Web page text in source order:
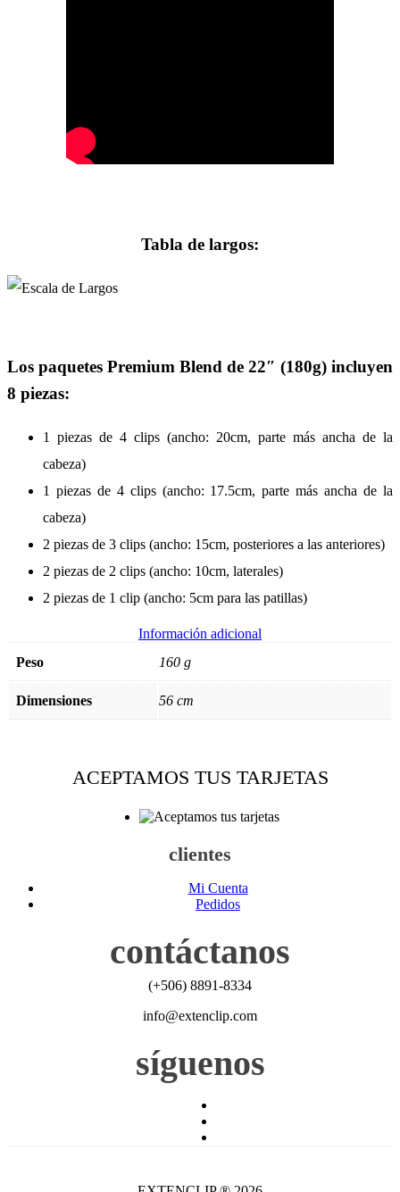
Tabla de largos:
Los paquetes Premium Blend de 22″ (180g) incluyen
8 piezas:
1 piezas de 4 clips (ancho: 20cm, parte más ancha de la
cabeza)
1 piezas de 4 clips (ancho: 17.5cm, parte más ancha de la
cabeza)
2 piezas de 3 clips (ancho: 15cm, posteriores a las anteriores)
2 piezas de 2 clips (ancho: 10cm, laterales)
2 piezas de 1 clip (ancho: 5cm para las patillas)
Información adicional
Peso
160 g
Dimensiones 56 cm
ACEPTAMOS TUS TARJETAS
clientes
Mi Cuenta
Pedidos
contáctanos
(+506) 8891-8334
info@extenclip.com
síguenos